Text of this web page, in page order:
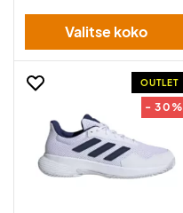
Valitse koko
OUTLET
- 30%